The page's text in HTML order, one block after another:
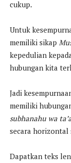
cukup.
Untuk
memiliki sikap
kepedulian
hubungan kita
Jadi
memiliki
subhanahu wa
secara horizontal
Dapatkan teks